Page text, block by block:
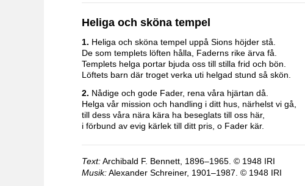
Heliga och sköna tempel
1. Heliga och sköna tempel uppå Sions höjder stå.
De som templets löften hålla, Faderns rike ärva få.
Templets helga portar bjuda oss till stilla frid och bön.
Löftets barn där troget verka uti helgad stund så skön.
2. Nådige och gode Fader, rena våra hjärtan då.
Helga vår mission och handling i ditt hus, närhelst vi gå,
till dess våra nära kära ha beseglats till oss här,
i förbund av evig kärlek till ditt pris, o Fader kär.
Text:Archibald F. Bennett, 1896–1965. © 1948 IRI
Musik:Alexander Schreiner, 1901–1987. © 1948 IRI